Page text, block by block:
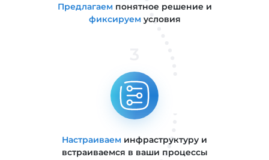
Предлагаемпонятное решение и
фиксируемусловия
Настраиваем инфраструктуру и
встраиваемся в ваши процессы